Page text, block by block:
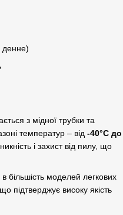
денне)
з мідної трубки та
температур – від -40°C до
і захист від пилу, що
більшість моделей легкових
, що підтверджує високу якість